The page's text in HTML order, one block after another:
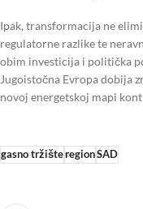
Ipak, transformacija ne
regulatorne razlike te
obim investicija i politička
Jugoistočna Evropa dobija
novoj energetskoj mapi
gasno tržišteregionSAD